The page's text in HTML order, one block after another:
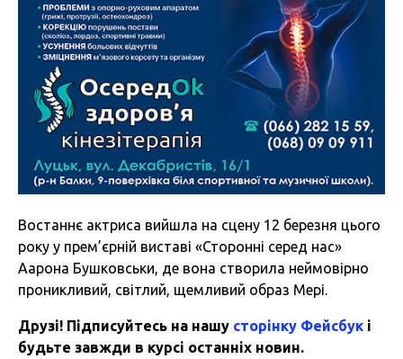
Востаннє актриса вийшла на сцену 12 березня цього
року у прем’єрній виставі «Сторонні серед нас»
Аарона Бушковськи, де вона створила неймовірно
проникливий, світлий, щемливий образ Мері.
Друзі! Підписуйтесь на нашу сторінку Фейсбук і
будьте завжди в курсі останніх новин.